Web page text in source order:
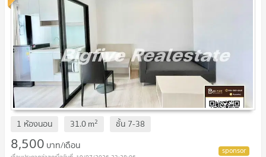
1 ห้องนอน 31.0m2 ชั้น 7-38
8,500 บาท/เดือน